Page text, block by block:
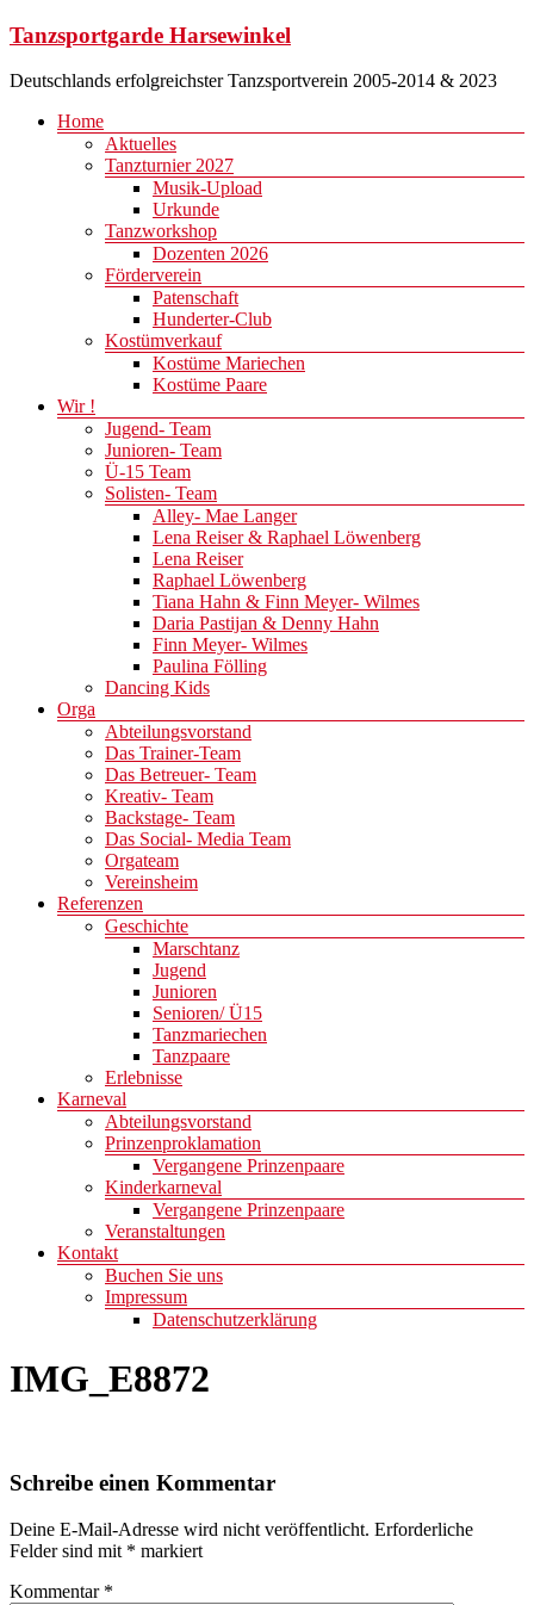
Zum
springen
Tanzsportgarde Harsewinkel
Deutschlands erfolgreichster Tanzsportverein 2005-2014 & 2023
Menü
Home
Aktuelles
Tanzturnier 2027
Musik-Upload
Urkunde
Tanzworkshop
Dozenten 2026
Förderverein
Patenschaft
Hunderter-Club
Kostümverkauf
Kostüme Mariechen
Kostüme Paare
Wir !
Jugend- Team
Junioren- Team
Ü-15 Team
Solisten- Team
Alley- Mae Langer
Lena Reiser & Raphael Löwenberg
Lena Reiser
Raphael Löwenberg
Tiana Hahn & Finn Meyer- Wilmes
Daria Pastijan & Denny Hahn
Finn Meyer- Wilmes
Paulina Fölling
Dancing Kids
Orga
Abteilungsvorstand
Das Trainer-Team
Das Betreuer- Team
Kreativ- Team
Backstage- Team
Das Social- Media Team
Orgateam
Vereinsheim
Referenzen
Geschichte
Marschtanz
Jugend
Junioren
Senioren/ Ü15
Tanzmariechen
Tanzpaare
Erlebnisse
Karneval
Abteilungsvorstand
Prinzenproklamation
Vergangene Prinzenpaare
Kinderkarneval
Vergangene Prinzenpaare
Veranstaltungen
Kontakt
Buchen Sie uns
Impressum
Datenschutzerklärung
IMG_E8872
Schreibe einen Kommentar
Deine E-Mail-Adresse wird nicht veröffentlicht. Erforderliche
Felder sind mit * markiert
Kommentar *